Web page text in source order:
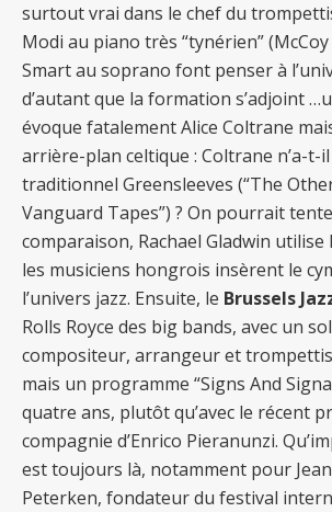
surtout vrai dans le chef du
Modi au piano très “tynérien”
Smart au soprano font penser à
d’autant que la formation s’adjoint
évoque fatalement Alice Coltrane
arrière-plan celtique : Coltrane n’a-t-
traditionnel Greensleeves (“The
Vanguard Tapes”) ? On pourrait
comparaison, Rachael Gladwin utilise
les musiciens hongrois insèrent le
l’univers jazz. Ensuite, le Brussels
Rolls Royce des big bands, avec un
compositeur, arrangeur et
mais un programme “Signs And
quatre ans, plutôt qu’avec le récent
compagnie d’Enrico Pieranunzi.
est toujours là, notamment pour
Peterken, fondateur du festival